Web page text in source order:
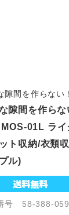
隙間を作らない
隙間を作ら
MOS-01L ラ
ト収納/衣類
ル)
号 58-388-059